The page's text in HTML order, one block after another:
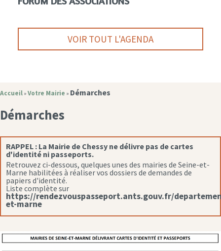
VOIR TOUT L'AGENDA
Accueil » Votre Mairie » Démarches
Démarches
RAPPEL : La Mairie de Chessy ne délivre pas de cartes
d'identité ni passeports.
Retrouvez ci-dessous, quelques unes des mairies de Seine-et-
Marne habilitées à réaliser vos dossiers de demandes de
papiers d'identité.
Liste complète sur
https://rendezvouspasseport.ants.gouv.fr/
et-marne